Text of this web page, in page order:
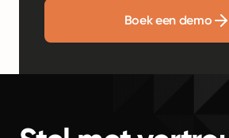
Boek een demo